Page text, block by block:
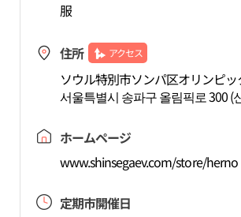
服
住所 アクセス
ソウル特別市ソンパ区オリンピ
서울특별시 송파구 올림픽로 300 (
ホームページ
www.shinsegaev.com/store/herno
定期市開催日